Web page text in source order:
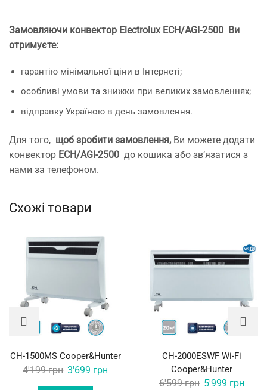
Замовляючи конвектор Electrolux ECH/AGI-2500 Ви
отримуєте:
гарантію мінімальної ціни в Інтернеті;
особливі умови та знижки при великих замовленнях;
відправку Україною в день замовлення.
Для того, щоб зробити замовлення, Ви можете додати
конвектор ECH/AGI-2500 до кошика або зв’язатися з
нами за телефоном.
Схожі товари
CH-1500MS Cooper&Hunter
4'199грн Original
3'699 грн
CH-2000ESWF Wi-Fi
Cooper&Hunter
6'599грн Original
5'999 грн